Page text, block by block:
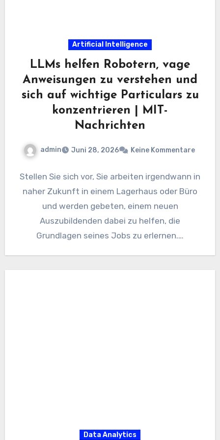
Artificial Intelligence
LLMs helfen Robotern, vage
Anweisungen zu verstehen und
sich auf wichtige Particulars zu
konzentrieren | MIT-
Nachrichten
admin Juni 28, 2026 Keine Kommentare
Stellen Sie sich vor, Sie arbeiten irgendwann in
naher Zukunft in einem Lagerhaus oder Büro
und werden gebeten, einem neuen
Auszubildenden dabei zu helfen, die
Grundlagen seines Jobs zu erlernen.…
Data Analytics